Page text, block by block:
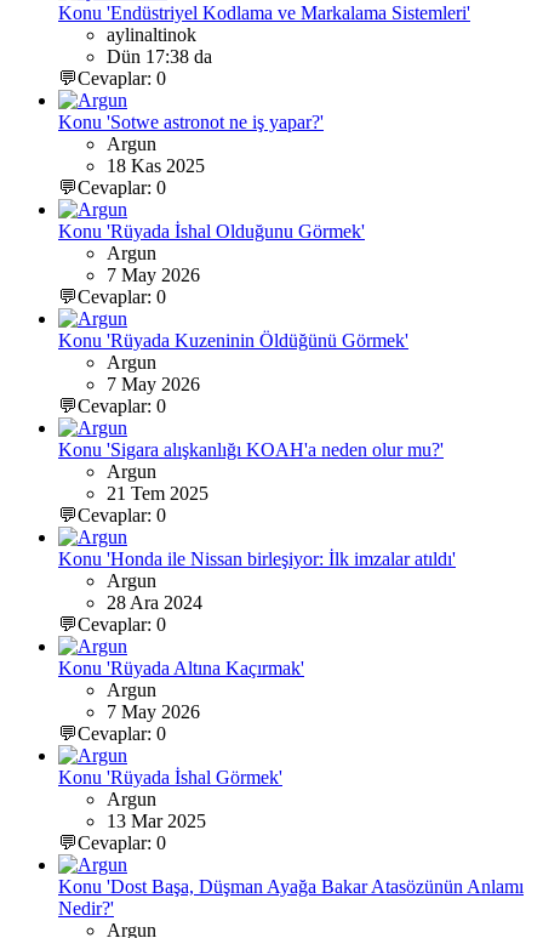
Konu 'Endüstriyel Kodlama ve Markalama Sistemleri'
aylinaltinok
Dün 17:38 da
💬Cevaplar: 0
Konu 'Sotwe astronot ne iş yapar?'
Argun
18 Kas 2025
💬Cevaplar: 0
Konu 'Rüyada İshal Olduğunu Görmek'
Argun
7 May 2026
💬Cevaplar: 0
Konu 'Rüyada Kuzeninin Öldüğünü Görmek'
Argun
7 May 2026
💬Cevaplar: 0
Konu 'Sigara alışkanlığı KOAH'a neden olur mu?'
Argun
21 Tem 2025
💬Cevaplar: 0
Konu 'Honda ile Nissan birleşiyor: İlk imzalar atıldı'
Argun
28 Ara 2024
💬Cevaplar: 0
Konu 'Rüyada Altına Kaçırmak'
Argun
7 May 2026
💬Cevaplar: 0
Konu 'Rüyada İshal Görmek'
Argun
13 Mar 2025
💬Cevaplar: 0
Konu 'Dost Başa, Düşman Ayağa Bakar Atasözünün Anlamı
Nedir?'
Argun